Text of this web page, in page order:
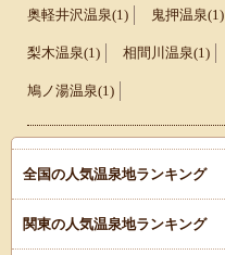
奥軽井沢温泉(1) 鬼押温泉(1)
梨木温泉(1) 相間川温泉(1)
鳩ノ湯温泉(1)
全国の人気温泉地ランキング
関東の人気温泉地ランキング